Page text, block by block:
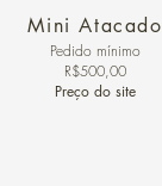
Mini Atacado
Pedido ​mínimo
R$500,00
Preço do site